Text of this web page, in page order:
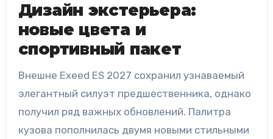
Дизайн экстерьера:
новые цвета и
спортивный пакет
Внешне Exeed ES 2027 сохранил узнаваемый
элегантный силуэт предшественника, однако
получил ряд важных обновлений. Палитра
кузова пополнилась двумя новыми стильными